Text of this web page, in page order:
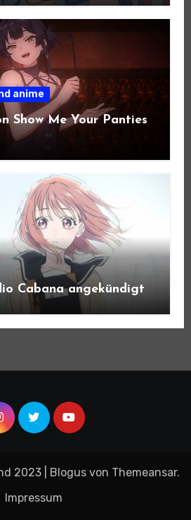
anime
Show Me Your Panties
Cabana angekündigt
2023 Blogus von Themeansar.
Impressum